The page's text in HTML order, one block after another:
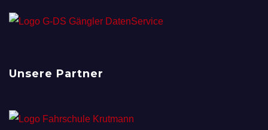
Unsere Partner